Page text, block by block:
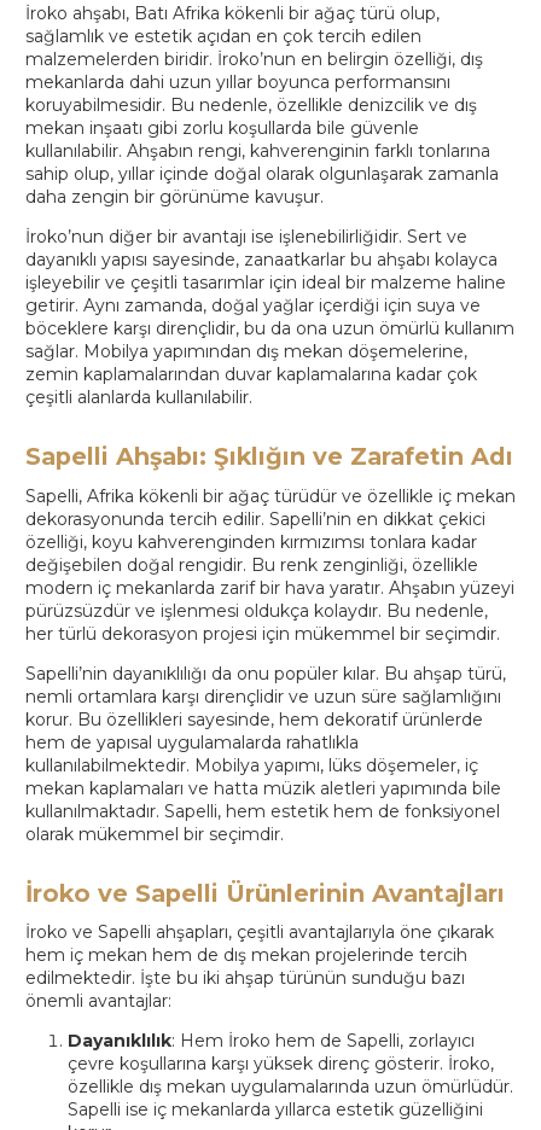
İroko ahşabı, Batı Afrika kökenli bir ağaç türü olup,
sağlamlık ve estetik açıdan en çok tercih edilen
malzemelerden biridir. İroko’nun en belirgin özelliği, dış
mekanlarda dahi uzun yıllar boyunca performansını
koruyabilmesidir. Bu nedenle, özellikle denizcilik ve dış
mekan inşaatı gibi zorlu koşullarda bile güvenle
kullanılabilir. Ahşabın rengi, kahverenginin farklı tonlarına
sahip olup, yıllar içinde doğal olarak olgunlaşarak zamanla
daha zengin bir görünüme kavuşur.
İroko’nun diğer bir avantajı ise işlenebilirliğidir. Sert ve
dayanıklı yapısı sayesinde, zanaatkarlar bu ahşabı kolayca
işleyebilir ve çeşitli tasarımlar için ideal bir malzeme haline
getirir. Aynı zamanda, doğal yağlar içerdiği için suya ve
böceklere karşı dirençlidir, bu da ona uzun ömürlü kullanım
sağlar. Mobilya yapımından dış mekan döşemelerine,
zemin kaplamalarından duvar kaplamalarına kadar çok
çeşitli alanlarda kullanılabilir.
Sapelli Ahşabı: Şıklığın ve Zarafetin Adı
Sapelli, Afrika kökenli bir ağaç türüdür ve özellikle iç mekan
dekorasyonunda tercih edilir. Sapelli’nin en dikkat çekici
özelliği, koyu kahverenginden kırmızımsı tonlara kadar
değişebilen doğal rengidir. Bu renk zenginliği, özellikle
modern iç mekanlarda zarif bir hava yaratır. Ahşabın yüzeyi
pürüzsüzdür ve işlenmesi oldukça kolaydır. Bu nedenle,
her türlü dekorasyon projesi için mükemmel bir seçimdir.
Sapelli’nin dayanıklılığı da onu popüler kılar. Bu ahşap türü,
nemli ortamlara karşı dirençlidir ve uzun süre sağlamlığını
korur. Bu özellikleri sayesinde, hem dekoratif ürünlerde
hem de yapısal uygulamalarda rahatlıkla
kullanılabilmektedir. Mobilya yapımı, lüks döşemeler, iç
mekan kaplamaları ve hatta müzik aletleri yapımında bile
kullanılmaktadır. Sapelli, hem estetik hem de fonksiyonel
olarak mükemmel bir seçimdir.
İroko ve Sapelli Ürünlerinin Avantajları
İroko ve Sapelli ahşapları, çeşitli avantajlarıyla öne çıkarak
hem iç mekan hem de dış mekan projelerinde tercih
edilmektedir. İşte bu iki ahşap türünün sunduğu bazı
önemli avantajlar:
Dayanıklılık: Hem İroko hem de Sapelli, zorlayıcı
çevre koşullarına karşı yüksek direnç gösterir. İroko,
özellikle dış mekan uygulamalarında uzun ömürlüdür.
Sapelli ise iç mekanlarda yıllarca estetik güzelliğini